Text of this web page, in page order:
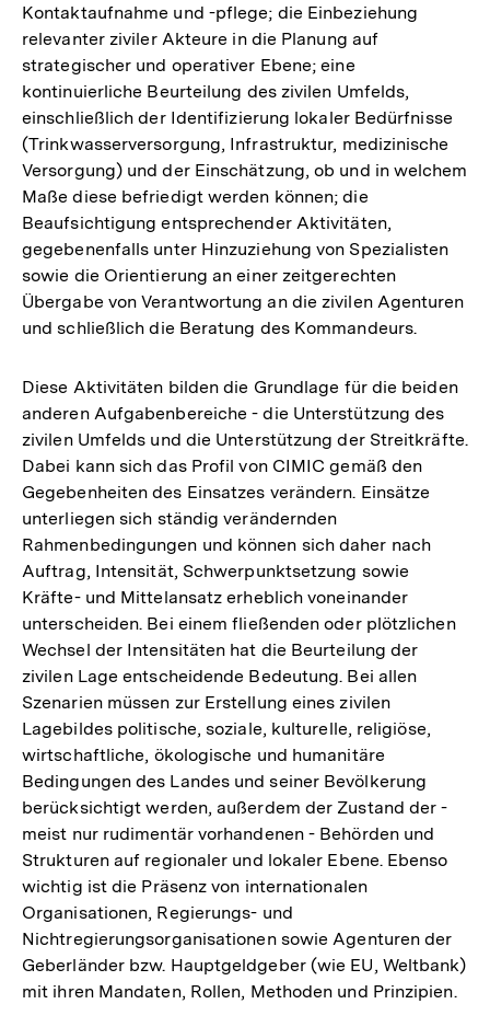
Kontaktaufnahme und -pflege; die Einbeziehung
relevanter ziviler Akteure in die Planung auf
strategischer und operativer Ebene; eine
kontinuierliche Beurteilung des zivilen Umfelds,
einschließlich der Identifizierung lokaler Bedürfnisse
(Trinkwasserversorgung, Infrastruktur, medizinische
Versorgung) und der Einschätzung, ob und in welchem
Maße diese befriedigt werden können; die
Beaufsichtigung entsprechender Aktivitäten,
gegebenenfalls unter Hinzuziehung von Spezialisten
sowie die Orientierung an einer zeitgerechten
Übergabe von Verantwortung an die zivilen Agenturen
und schließlich die Beratung des Kommandeurs.
Diese Aktivitäten bilden die Grundlage für die beiden
anderen Aufgabenbereiche - die Unterstützung des
zivilen Umfelds und die Unterstützung der Streitkräfte.
Dabei kann sich das Profil von CIMIC gemäß den
Gegebenheiten des Einsatzes verändern. Einsätze
unterliegen sich ständig verändernden
Rahmenbedingungen und können sich daher nach
Auftrag, Intensität, Schwerpunktsetzung sowie
Kräfte- und Mittelansatz erheblich voneinander
unterscheiden. Bei einem fließenden oder plötzlichen
Wechsel der Intensitäten hat die Beurteilung der
zivilen Lage entscheidende Bedeutung. Bei allen
Szenarien müssen zur Erstellung eines zivilen
Lagebildes politische, soziale, kulturelle, religiöse,
wirtschaftliche, ökologische und humanitäre
Bedingungen des Landes und seiner Bevölkerung
berücksichtigt werden, außerdem der Zustand der -
meist nur rudimentär vorhandenen - Behörden und
Strukturen auf regionaler und lokaler Ebene. Ebenso
wichtig ist die Präsenz von internationalen
Organisationen, Regierungs- und
Nichtregierungsorganisationen sowie Agenturen der
Geberländer bzw. Hauptgeldgeber (wie EU, Weltbank)
mit ihren Mandaten, Rollen, Methoden und Prinzipien.